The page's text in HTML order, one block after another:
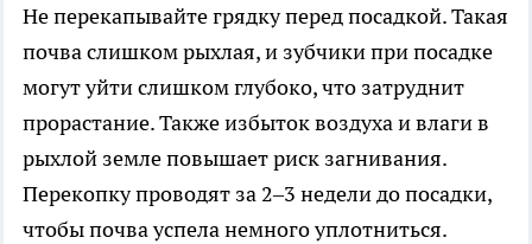
Не перекапывайте грядку перед посадкой. Такая
почва слишком рыхлая, и зубчики при посадке
могут уйти слишком глубоко, что затруднит
прорастание. Также избыток воздуха и влаги в
рыхлой земле повышает риск загнивания.
Перекопку проводят за 2–3 недели до посадки,
чтобы почва успела немного уплотниться.